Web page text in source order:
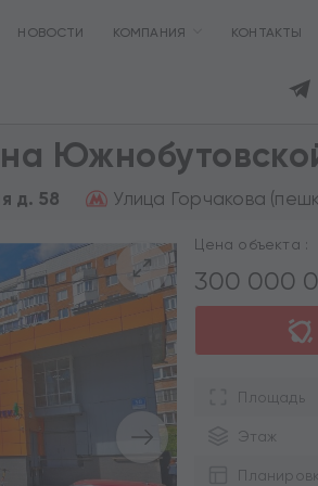
НОВОСТИ КОМПАНИЯ КОНТАКТЫ
д. 58 Улица Горчакова
Цена объекта :
300 000
Площадь
Этаж